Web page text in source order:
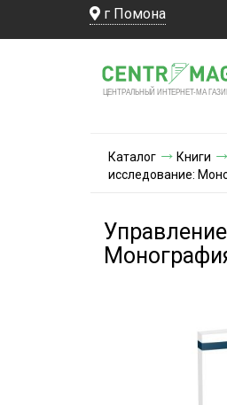
г Помона
ЦЕНТРАЛЬНЫЙ ИНТЕРНЕТ-МА ГА
Каталог Книги
исследование: